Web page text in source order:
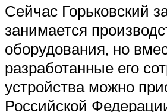
Сейчас Горьковский
занимается
оборудования, но
разработанные его
устройства можно
Российской